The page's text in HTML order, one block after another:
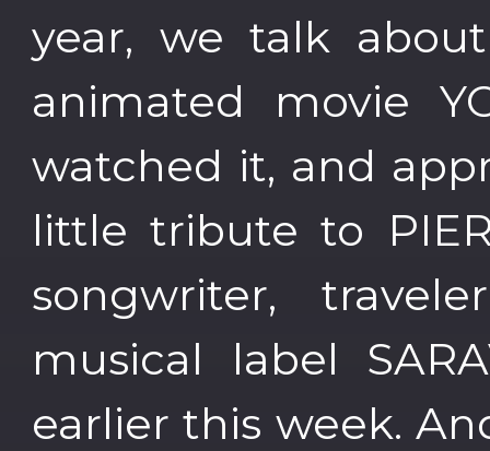
year, we talk
animated movie
watched it, and
little tribute to
songwriter,
musical label
earlier this week.